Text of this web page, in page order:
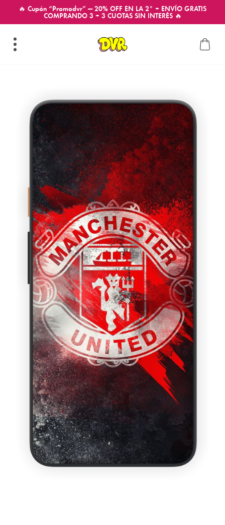
🔥 Cupón “Promodvr” — 20% OFF EN LA 2° + ENVÍO GRATIS
COMPRANDO 3 + 3 CUOTAS SIN INTERÉS 🔥